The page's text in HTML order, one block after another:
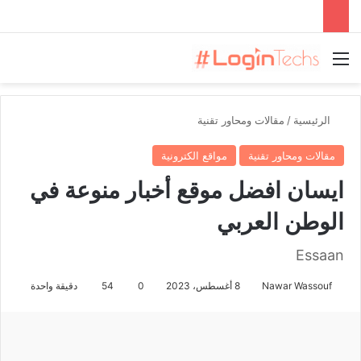
القائمة
الرئيسية / مقالات ومحاور تقنية
مقالات ومحاور تقنية مواقع الكترونية
ايسان افضل موقع أخبار منوعة في
الوطن العربي
Essaan
Nawar Wassouf 8 أغسطس، 2023 0
54 دقيقة واحدة